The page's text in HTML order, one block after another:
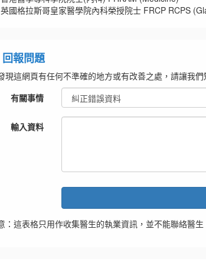
英國格拉斯哥皇家醫學院內科榮授院士 FRCP RCPS
回報問題
現這網頁有任何不準確的地方或有改善之處，請讓我們
有關事情
輸入資料
：這表格只用作收集醫生的執業資訊，並不能聯絡醫